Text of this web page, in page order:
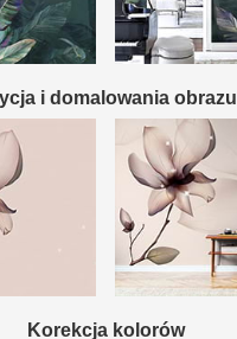
i domalowania obrazu
Korekcja kolorów